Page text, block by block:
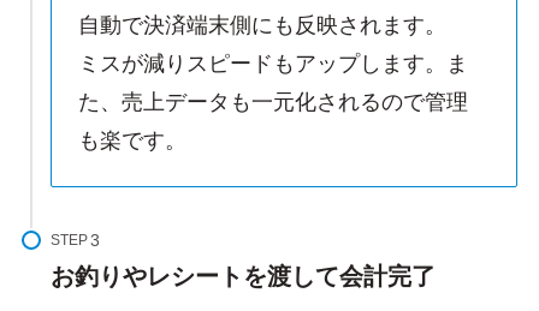
自動で決済端末側にも反映されます。
ミスが減りスピードもアップします。ま
た、売上データも一元化されるので管理
も楽です。
STEP
お釣りやレシートを渡して会計完了